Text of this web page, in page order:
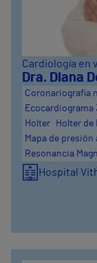
Cardiología en
Dra. Diana
Coronariografía
Ecocardiograma
Holter
Holter de
Mapa de presión
Resonancia
Hospital